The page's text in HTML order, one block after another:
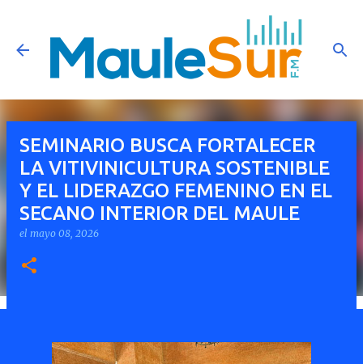
Ir al contenido principal
SEMINARIO BUSCA FORTALECER
LA VITIVINICULTURA SOSTENIBLE
Y EL LIDERAZGO FEMENINO EN EL
SECANO INTERIOR DEL MAULE
el mayo 08, 2026